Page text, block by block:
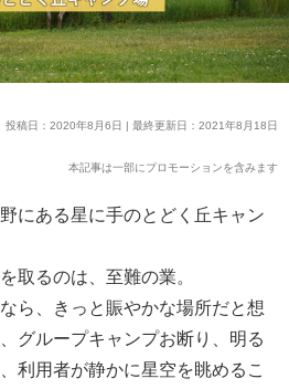
投稿日：2020年8月6日 | 最終更新日：2021年8月18日
本記事は一部にプロモーションを含みます
にある星に手のとどく丘キャン
取るのは、至難の業。
ら、きっと賑やかな場所だと想
グループキャンプお断り、明る
利用者が静かに星空を眺めるこ